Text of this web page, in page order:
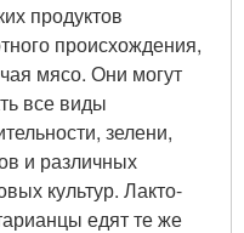
продуктов
происхождения,
мясо. Они могут
все виды
зелени,
и различных
культур. Лакто-
едят те же